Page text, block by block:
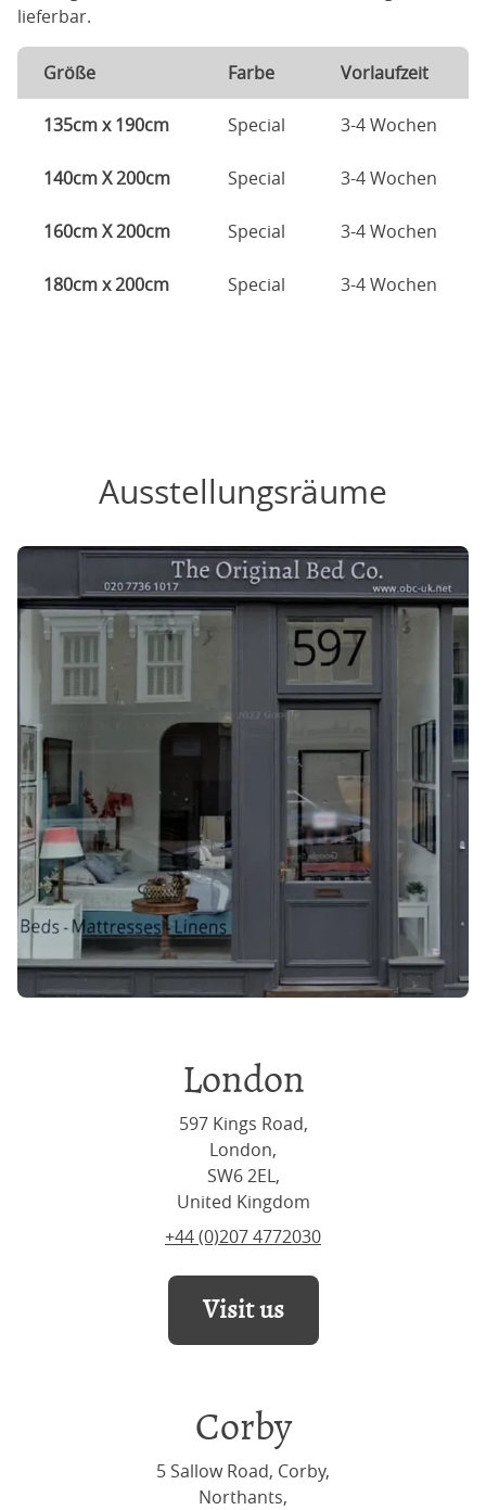
lieferbar.
Größe Farbe Vorlaufzeit
135cm x 190cm Special 3-4 Wochen
140cm X 200cm Special 3-4 Wochen
160cm X 200cm Special 3-4 Wochen
180cm x 200cm Special 3-4 Wochen
Ausstellungsräume
London
597 Kings Road,
London,
SW6 2EL,
United Kingdom
+44 (0)207 4772030
Visit us
Corby
5 Sallow Road, Corby,
Northants,